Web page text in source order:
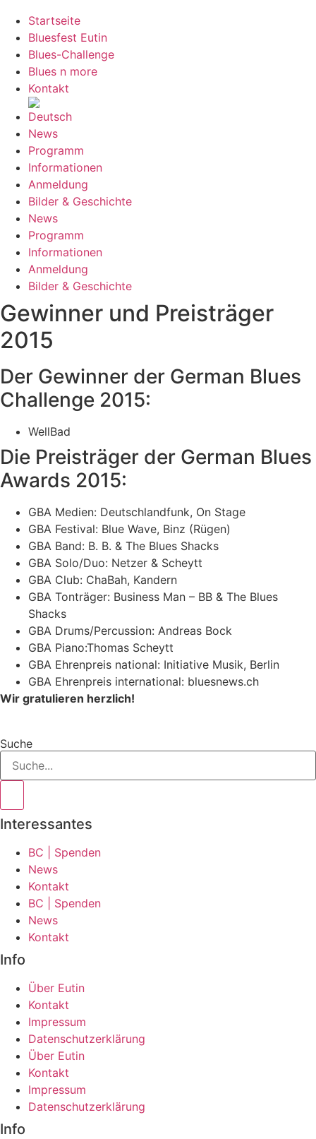
Startseite
Bluesfest Eutin
Blues-Challenge
Blues n more
Kontakt
News
Programm
Informationen
Anmeldung
Bilder & Geschichte
News
Programm
Informationen
Anmeldung
Bilder & Geschichte
Gewinner und Preisträger
2015
Der Gewinner der German Blues
Challenge 2015:
WellBad
Die Preisträger der German Blues
Awards 2015:
GBA Medien: Deutschlandfunk, On Stage
GBA Festival: Blue Wave, Binz (Rügen)
GBA Band: B. B. & The Blues Shacks
GBA Solo/Duo: Netzer & Scheytt
GBA Club: ChaBah, Kandern
GBA Tonträger: Business Man – BB & The Blues
Shacks
GBA Drums/Percussion: Andreas Bock
GBA Piano:Thomas Scheytt
GBA Ehrenpreis national: Initiative Musik, Berlin
GBA Ehrenpreis international: bluesnews.ch
Wir gratulieren herzlich!
Suche
Interessantes
BC | Spenden
News
Kontakt
BC | Spenden
News
Kontakt
Info
Über Eutin
Kontakt
Impressum
Datenschutzerklärung
Über Eutin
Kontakt
Impressum
Datenschutzerklärung
Info